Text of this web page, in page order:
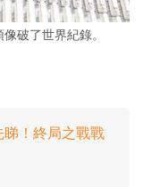
破了世界紀錄。
睇！終局之戰戰